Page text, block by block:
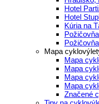
Hotel
Hotel
Kúria na
Mapa
Mapa
Mapa
Mapa
Mapa
Značené